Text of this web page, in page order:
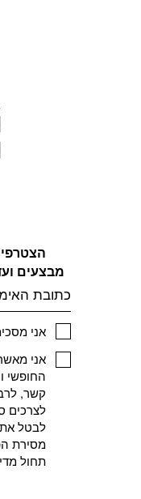
מבצעים
אני
אני
החופשי
קשר,
לצרכים
לבטל
מסירת
תחול